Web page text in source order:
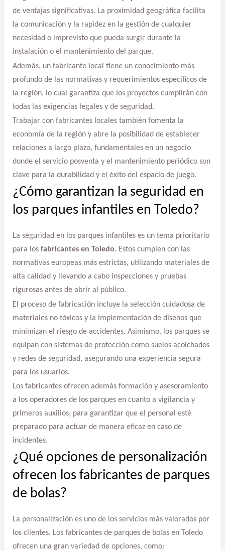
de ventajas significativas. La proximidad geográfica facilita
la comunicación y la rapidez en la gestión de cualquier
necesidad o imprevisto que pueda surgir durante la
instalación o el mantenimiento del parque.
Además, un fabricante local tiene un conocimiento más
profundo de las normativas y requerimientos específicos de
la región, lo cual garantiza que los proyectos cumplirán con
todas las exigencias legales y de seguridad.
Trabajar con fabricantes locales también fomenta la
economía de la región y abre la posibilidad de establecer
relaciones a largo plazo, fundamentales en un negocio
donde el servicio posventa y el mantenimiento periódico son
clave para la durabilidad y el éxito del espacio de juego.
¿Cómo garantizan la seguridad en
los parques infantiles en Toledo?
La seguridad en los parques infantiles es un tema prioritario
para los fabricantes en Toledo. Estos cumplen con las
normativas europeas más estrictas, utilizando materiales de
alta calidad y llevando a cabo inspecciones y pruebas
rigurosas antes de abrir al público.
El proceso de fabricación incluye la selección cuidadosa de
materiales no tóxicos y la implementación de diseños que
minimizan el riesgo de accidentes. Asimismo, los parques se
equipan con sistemas de protección como suelos acolchados
y redes de seguridad, asegurando una experiencia segura
para los usuarios.
Los fabricantes ofrecen además formación y asesoramiento
a los operadores de los parques en cuanto a vigilancia y
primeros auxilios, para garantizar que el personal esté
preparado para actuar de manera eficaz en caso de
incidentes.
¿Qué opciones de personalización
ofrecen los fabricantes de parques
de bolas?
La personalización es uno de los servicios más valorados por
los clientes. Los fabricantes de parques de bolas en Toledo
ofrecen una gran variedad de opciones, como: